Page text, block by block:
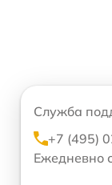
Служба
+7 (495)
Ежедневно